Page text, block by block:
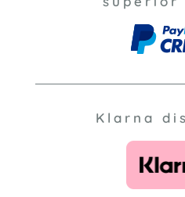
Klarna